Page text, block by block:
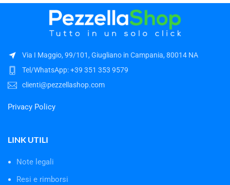
Via I Maggio, 99/101, Giugliano in Campania, 80014 NA
Tel/WhatsApp: +39 351 353 9579
clienti@pezzellashop.com
Privacy Policy
LINK UTILI
Note legali
Resi e rimborsi